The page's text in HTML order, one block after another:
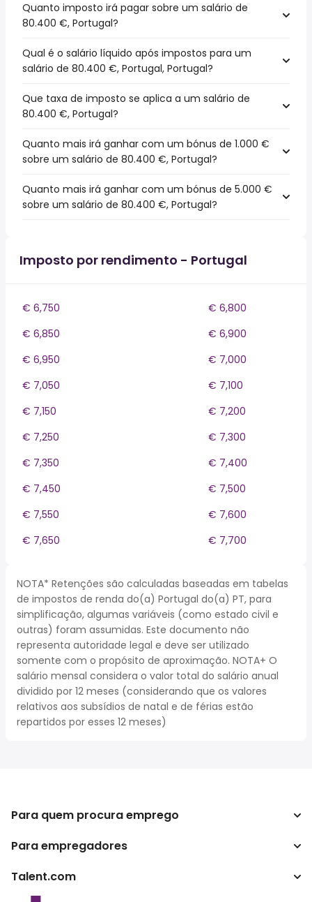
Quanto imposto irá pagar sobre um salário de
80.400 €, Portugal?
Qual é o salário líquido após impostos para um
salário de 80.400 €, Portugal, Portugal?
Que taxa de imposto se aplica a um salário de
80.400 €, Portugal?
Quanto mais irá ganhar com um bónus de 1.000 €
sobre um salário de 80.400 €, Portugal?
Quanto mais irá ganhar com um bónus de 5.000 €
sobre um salário de 80.400 €, Portugal?
Imposto por rendimento - Portugal
€ 6,750
€ 6,800
€ 6,850
€ 6,900
€ 6,950
€ 7,000
€ 7,050
€ 7,100
€ 7,150
€ 7,200
€ 7,250
€ 7,300
€ 7,350
€ 7,400
€ 7,450
€ 7,500
€ 7,550
€ 7,600
€ 7,650
€ 7,700
NOTA* Retenções são calculadas baseadas em tabelas
de impostos de renda do(a) Portugal do(a) PT, para
simplificação, algumas variáveis (como estado civil e
outras) foram assumidas. Este documento não
representa autoridade legal e deve ser utilizado
somente com o propósito de aproximação. NOTA+ O
salário mensal considera o valor total do salário anual
dividido por 12 meses (considerando que os valores
relativos aos subsídios de natal e de férias estão
repartidos por esses 12 meses)
Para quem procura emprego
Procurar empregos
Para empregadores
Empreendimento
Talent.com